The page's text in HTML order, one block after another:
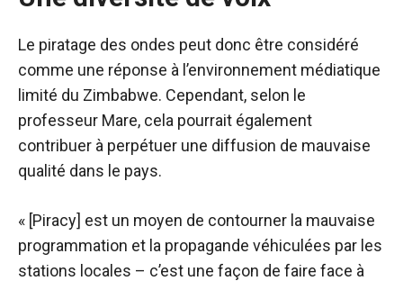
Le piratage des ondes peut donc être considéré
comme une réponse à l’environnement médiatique
limité du Zimbabwe. Cependant, selon le
professeur Mare, cela pourrait également
contribuer à perpétuer une diffusion de mauvaise
qualité dans le pays.
« [Piracy] est un moyen de contourner la mauvaise
programmation et la propagande véhiculées par les
stations locales – c’est une façon de faire face à